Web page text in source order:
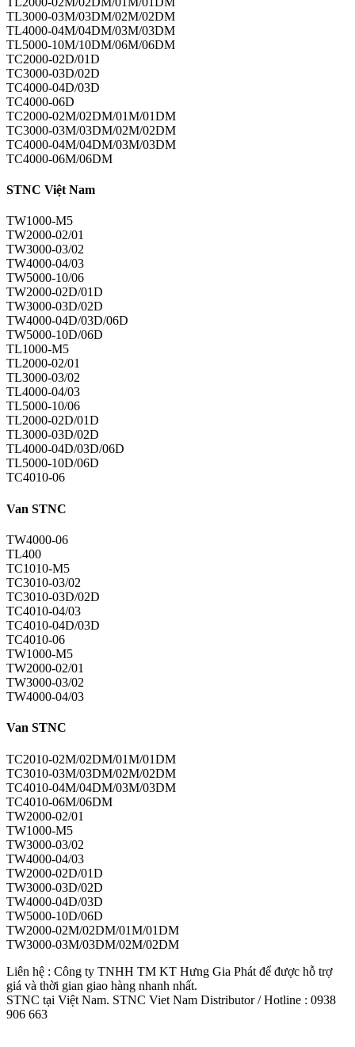
TL3000-03M/03DM/02M/02DM
TL4000-04M/04DM/03M/03DM
TL5000-10M/10DM/06M/06DM
TC2000-02D/01D
TC3000-03D/02D
TC4000-04D/03D
TC4000-06D
TC2000-02M/02DM/01M/01DM
TC3000-03M/03DM/02M/02DM
TC4000-04M/04DM/03M/03DM
TC4000-06M/06DM
STNC Việt Nam
TW1000-M5
TW2000-02/01
TW3000-03/02
TW4000-04/03
TW5000-10/06
TW2000-02D/01D
TW3000-03D/02D
TW4000-04D/03D/06D
TW5000-10D/06D
TL1000-M5
TL2000-02/01
TL3000-03/02
TL4000-04/03
TL5000-10/06
TL2000-02D/01D
TL3000-03D/02D
TL4000-04D/03D/06D
TL5000-10D/06D
TC4010-06
Van STNC
TW4000-06
TL400
TC1010-M5
TC3010-03/02
TC3010-03D/02D
TC4010-04/03
TC4010-04D/03D
TC4010-06
TW1000-M5
TW2000-02/01
TW3000-03/02
TW4000-04/03
Van STNC
TC2010-02M/02DM/01M/01DM
TC3010-03M/03DM/02M/02DM
TC4010-04M/04DM/03M/03DM
TC4010-06M/06DM
TW2000-02/01
TW1000-M5
TW3000-03/02
TW4000-04/03
TW2000-02D/01D
TW3000-03D/02D
TW4000-04D/03D
TW5000-10D/06D
TW2000-02M/02DM/01M/01DM
TW3000-03M/03DM/02M/02DM
Liên hệ : Công ty TNHH TM KT Hưng Gia Phát để được hỗ trợ
giá và thời gian giao hàng nhanh nhất.
STNC tại Việt Nam. STNC Viet Nam Distributor / Hotline : 0938
906 663